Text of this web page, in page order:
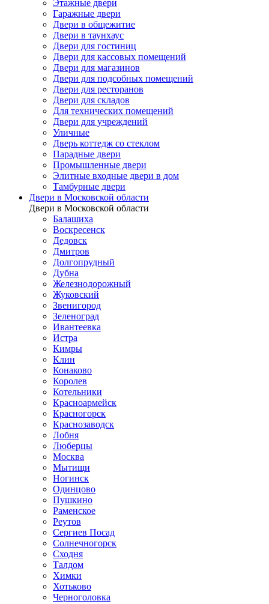
Этажные двери
Гаражные двери
Двери в общежитие
Двери в таунхаус
Двери для гостиниц
Двери для кассовых помещений
Двери для магазинов
Двери для подсобных помещений
Двери для ресторанов
Двери для складов
Для технических помещений
Двери для учреждений
Уличные
Дверь коттедж со стеклом
Парадные двери
Промышленные двери
Элитные входные двери в дом
Тамбурные двери
Двери в Московской области
Двери в Московской области
Балашиха
Воскресенск
Дедовск
Дмитров
Долгопрудный
Дубна
Железнодорожный
Жуковский
Звенигород
Зеленоград
Ивантеевка
Истра
Кимры
Клин
Конаково
Королев
Котельники
Красноармейск
Красногорск
Краснозаводск
Лобня
Люберцы
Москва
Мытищи
Ногинск
Одинцово
Пушкино
Раменское
Реутов
Сергиев Посад
Солнечногорск
Сходня
Талдом
Химки
Хотьково
Черноголовка